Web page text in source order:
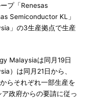
プ「Renesas
Semiconductor KL」
」の3生産拠点で生産
Malaysiaは同月19日
）は同月21日から、
らそれぞれ一部生産を
政府からの要請に従っ